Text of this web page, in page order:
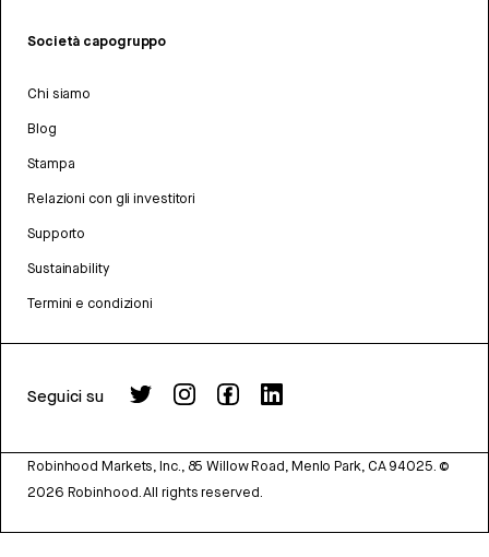
Società capogruppo
Chi siamo
Blog
Stampa
Relazioni con gli investitori
Supporto
Sustainability
Termini e condizioni
Seguici su
Robinhood Markets, Inc., 85 Willow Road, Menlo Park, CA 94025. ©
2026 Robinhood. All rights reserved.